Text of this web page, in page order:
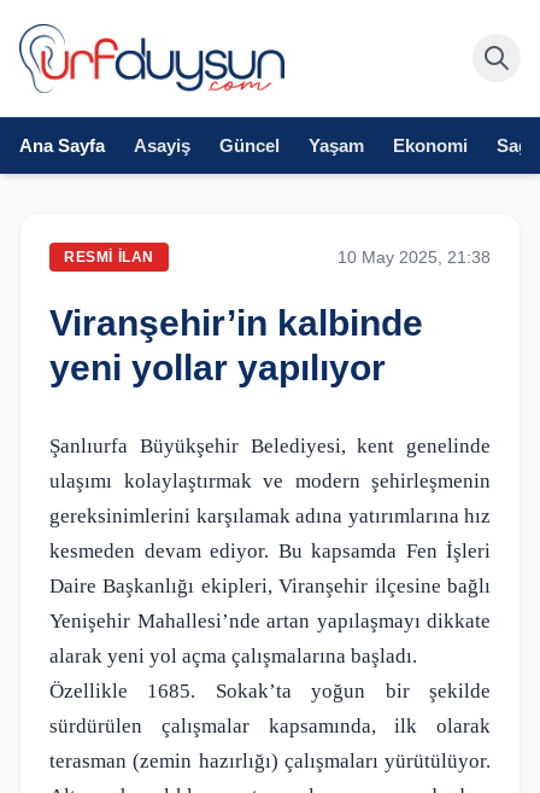
Ana Sayfa Asayiş Güncel Yaşam Ekonomi
RESMI İLAN 10 May 2025, 21:38
Viranşehir’in kalbinde
yeni yollar yapılıyor
Şanlıurfa Büyükşehir Belediyesi, kent genelinde
ulaşımı kolaylaştırmak ve modern şehirleşmenin
gereksinimlerini karşılamak adına yatırımlarına hız
kesmeden devam ediyor. Bu kapsamda Fen İşleri
Daire Başkanlığı ekipleri, Viranşehir ilçesine bağlı
Yenişehir Mahallesi’nde artan yapılaşmayı dikkate
alarak yeni yol açma çalışmalarına başladı.
Özellikle 1685. Sokak’ta yoğun bir şekilde
sürdürülen çalışmalar kapsamında, ilk olarak
terasman (zemin hazırlığı) çalışmaları yürütülüyor.